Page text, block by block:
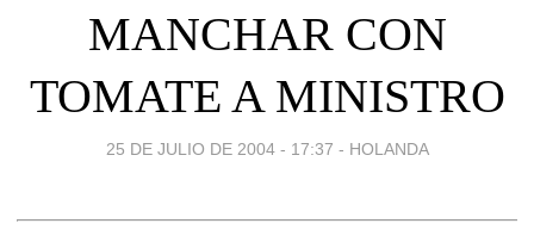
MANCHAR CON
TOMATE A MINISTRO
25 DE JULIO DE 2004 - 17:37 - HOLANDA